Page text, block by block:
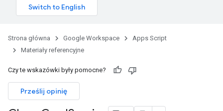
Strona główna Google Workspace
Apps Script
Materiały referencyjne
Czy te wskazówki były pomocne?
Prześlij opinię